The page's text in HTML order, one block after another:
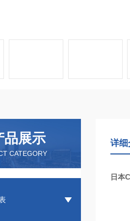
品展示
CATEGORY
详细
日本